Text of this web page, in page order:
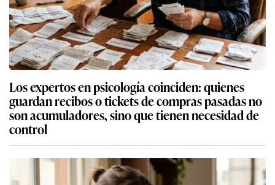
Los expertos en psicología coinciden: quienes
guardan recibos o tickets de compras pasadas no
son acumuladores, sino que tienen necesidad de
control